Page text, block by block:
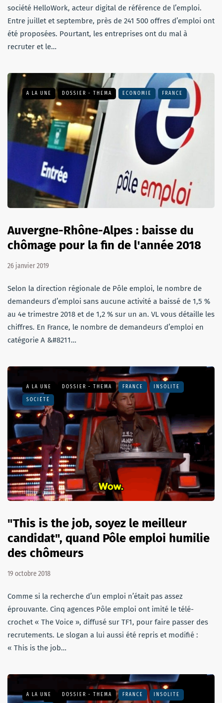
société HelloWork, acteur digital de référence de l’emploi.
Entre juillet et septembre, près de 241 500 offres d’emploi ont
été proposées. Pourtant, les entreprises ont du mal à
recruter et le…
A LA UNE DOSSIER - THEMA ECONOMIE FRANCE
Auvergne-Rhône-Alpes : baisse du
chômage pour la fin de l'année 2018
26 janvier 2019
Selon la direction régionale de Pôle emploi, le nombre de
demandeurs d’emploi sans aucune activité a baissé de 1,5 %
au 4e trimestre 2018 et de 1,2 % sur un an. VL vous détaille les
chiffres. En France, le nombre de demandeurs d’emploi en
catégorie A &#8211…
A LA UNE DOSSIER - THEMA FRANCE INSOLITE
SOCIÉTÉ
"This is the job, soyez le meilleur
candidat", quand Pôle emploi humilie
des chômeurs
19 octobre 2018
Comme si la recherche d’un emploi n’était pas assez
éprouvante. Cinq agences Pôle emploi ont imité le télé-
crochet « The Voice », diffusé sur TF1, pour faire passer des
recrutements. Le slogan a lui aussi été repris et modifié :
« This is the job…
A LA UNE DOSSIER - THEMA FRANCE INSOLITE